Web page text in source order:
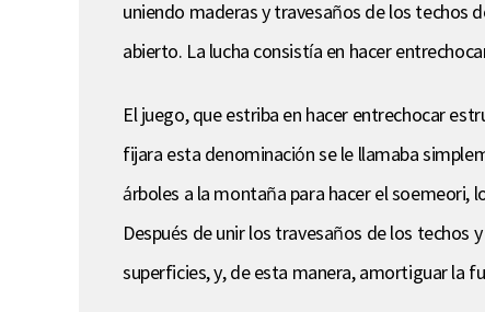
uniendo maderas y travesaños de los techos
abierto. La lucha consistía en hacer
El juego, que estriba en hacer entrechocar
fijara esta denominación se le llamaba
árboles a la montaña para hacer el soemeori,
Después de unir los travesaños de los techos
superficies, y, de esta manera, amortiguar la